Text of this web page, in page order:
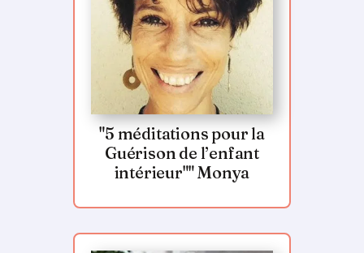
"5 méditations pour la
Guérison de l’enfant
intérieur"" Monya